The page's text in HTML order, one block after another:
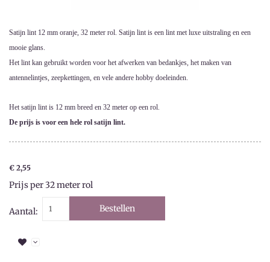
Satijn lint 12 mm oranje, 32 meter rol. Satijn lint is een lint met luxe uitstraling en een
mooie glans.
Het lint kan gebruikt worden voor het afwerken van bedankjes, het maken van
antennelintjes, zeepkettingen, en vele andere hobby doeleinden.
Het satijn lint is 12 mm breed en 32 meter op een rol.
De prijs is voor een hele rol satijn lint.
€ 2,55
Prijs per 32 meter rol
Aantal: Bestellen